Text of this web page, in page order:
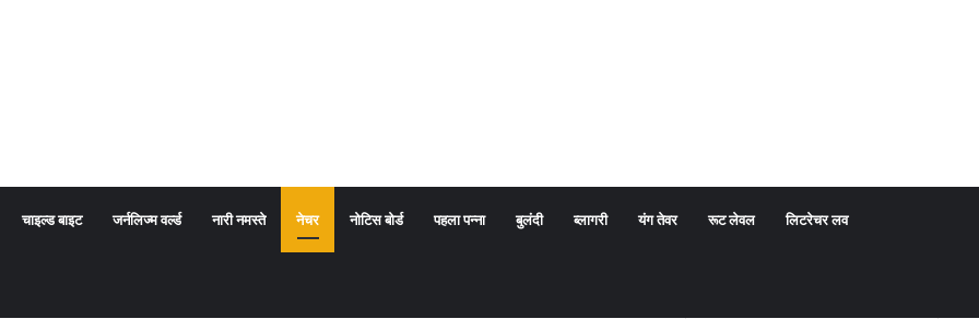
चाइल्ड बाइट जर्नलिज्म वर्ल्ड नारी नमस्ते नेचर नोटिस बोर्ड पहला पन्ना बुलंदी ब्लागरी यंग तेवर रूट लेवल लिटरेचर लव